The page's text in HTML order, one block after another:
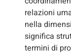
relazioni
nella
significa
termini di